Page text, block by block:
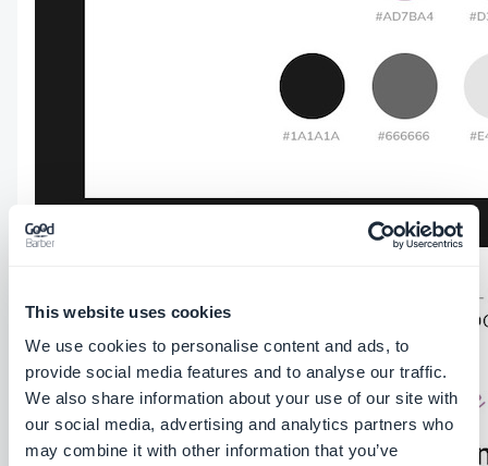
This website uses cookies
We use cookies to personalise content and ads, to
provide social media features and to analyse our traffic.
We also share information about your use of our site with
our social media, advertising and analytics partners who
may combine it with other information that you’ve